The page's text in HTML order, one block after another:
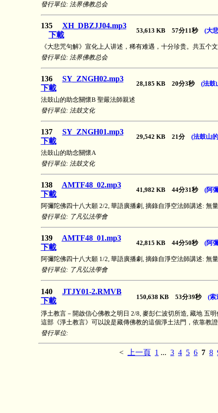
發行單位: 法界佛教总会
135 XH_DBZJJ04.mp3
下載
53,613 KB 57分11秒 (大
《大悲咒句解》宣化上人讲述，稀有难遇，十分珍贵。共五个
發行單位: 法界佛教总会
136 SY_ZNGH02.mp3
下載
28,185 KB 20分3秒 (法鼓
法鼓山的助念關懷B 聖嚴法師親述
發行單位: 法鼓文化
137 SY_ZNGH01.mp3
下載
29,542 KB 21分 (法鼓山
法鼓山的助念關懷A
發行單位: 法鼓文化
138 AMTF48_02.mp3
下載
41,982 KB 44分31秒 (阿
阿彌陀佛四十八大願 2/2, 華語廣播劇, 摘錄自淨空法師講述: 無
發行單位: 了凡弘法學會
139 AMTF48_01.mp3
下載
42,815 KB 44分50秒 (阿
阿彌陀佛四十八大願 1/2, 華語廣播劇, 摘錄自淨空法師講述: 無
發行單位: 了凡弘法學會
140 JTJY01-2.RMVB
下載
150,638 KB 53分39秒 (索
淨土教言－開啟信心佛教之明日 2/8, 麥彭仁波切所造, 藏地 五
這部《淨土教言》可以說是藏傳佛教的這個淨土法門，依靠教
發行單位:
< 上一頁 1 ... 3 4 5 6 7 8